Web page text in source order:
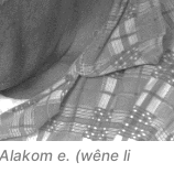
e. (wêne li